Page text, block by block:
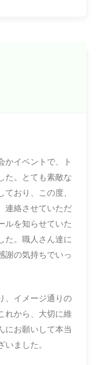
かイベントで、ト
た。とても素敵な
おり、この度、
連絡させていただ
ルを知らせていた
た。職人さん達に
謝の気持ちでいっ
、イメージ通りの
れから、大切に維
にお願いして本当
ました。